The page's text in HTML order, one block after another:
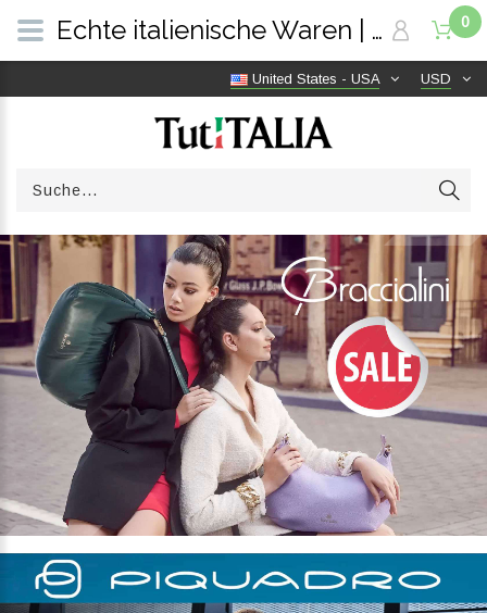
USD
United States - USA
0
Echte italienische Waren | Versandkostenfrei weltweit | TutITALIA